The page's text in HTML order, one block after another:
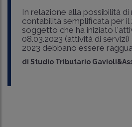
In relazione alla possibilità di
contabilità semplificata per il
soggetto che ha iniziato
08.03.2023 (attività di
2023 debbano essere
di Studio Tributario